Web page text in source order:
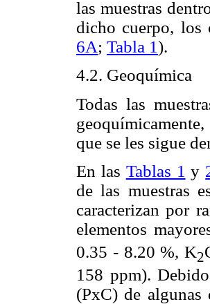
las muestras
dicho cuerpo, los
6A; Tabla 1).
4.2. Geoquímica
Todas las
que se les sigue
En las Tablas 1 y
de las muestras
caracterizan por
elementos
0.35 - 8.20 %, K2
158 ppm).
(PxC) de